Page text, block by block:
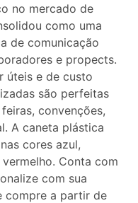
no mercado de
como uma
de comunicação
e propects.
úteis e de custo
são perfeitas
convenções,
A caneta plástica
cores azul,
Conta com
com sua
compre a partir de